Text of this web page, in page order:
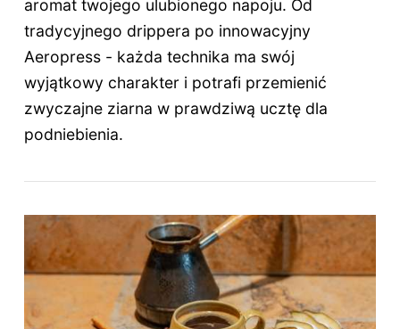
aromat twojego ulubionego napoju. Od
tradycyjnego drippera po innowacyjny
Aeropress - każda technika ma swój
wyjątkowy charakter i potrafi przemienić
zwyczajne ziarna w prawdziwą ucztę dla
podniebienia.